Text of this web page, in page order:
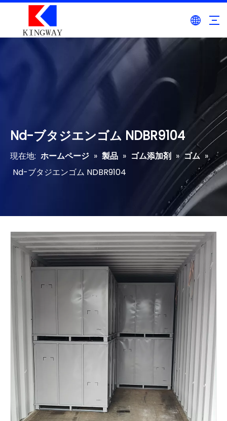
Nd-ブタジエンゴム NDBR9104
現在地: ホームページ » 製品 » ゴム添加剤 » ゴム »
Nd-ブタジエンゴム NDBR9104